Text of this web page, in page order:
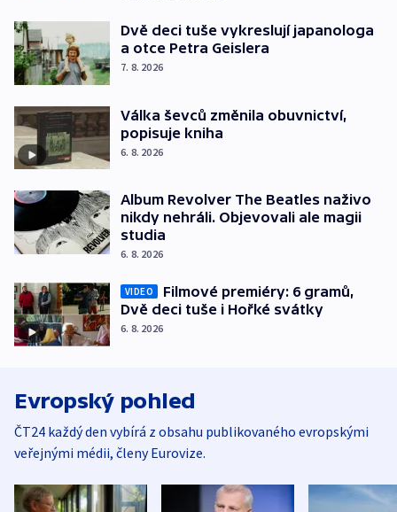
Dvě deci tuše vykreslují japanologa
a otce Petra Geislera
7. 8. 2026
Válka ševců změnila obuvnictví,
popisuje kniha
6. 8. 2026
Album Revolver The Beatles naživo
nikdy nehráli. Objevovali ale magii
studia
6. 8. 2026
VIDEO
Filmové premiéry: 6 gramů,
Dvě deci tuše i Hořké svátky
6. 8. 2026
Evropský pohled
ČT24 každý den vybírá z obsahu publikovaného evropskými
veřejnými médii, členy Eurovize.